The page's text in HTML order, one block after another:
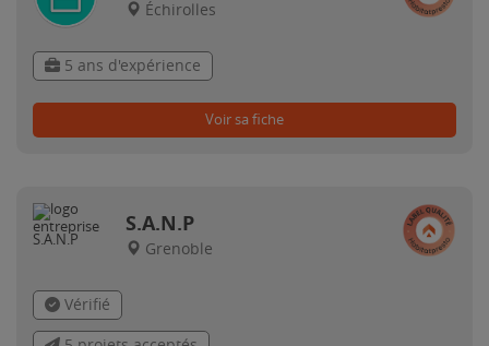
Échirolles
5 ans d'expérience
Voir sa fiche
S.A.N.P
Grenoble
Vérifié